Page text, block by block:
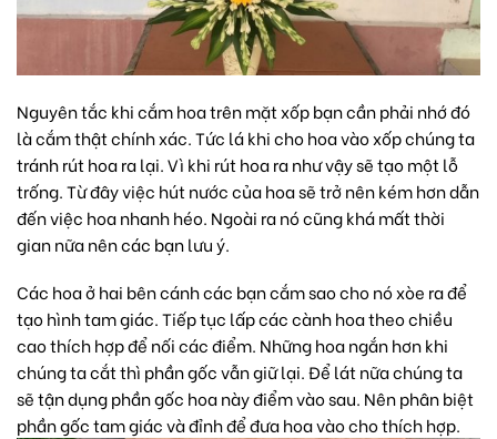
Nguyên tắc khi cắm hoa trên mặt xốp bạn cần phải nhớ đó
là cắm thật chính xác. Tức lá khi cho hoa vào xốp chúng ta
tránh rút hoa ra lại. Vì khi rút hoa ra như vậy sẽ tạo một lỗ
trống. Từ đây việc hút nước của hoa sẽ trở nên kém hơn dẫn
đến việc hoa nhanh héo. Ngoài ra nó cũng khá mất thời
gian nữa nên các bạn lưu ý.
Các hoa ở hai bên cánh các bạn cắm sao cho nó xòe ra để
tạo hình tam giác. Tiếp tục lấp các cành hoa theo chiều
cao thích hợp để nối các điểm. Những hoa ngắn hơn khi
chúng ta cắt thì phần gốc vẫn giữ lại. Để lát nữa chúng ta
sẽ tận dụng phần gốc hoa này điểm vào sau. Nên phân biệt
phần gốc tam giác và đỉnh để đưa hoa vào cho thích hợp.